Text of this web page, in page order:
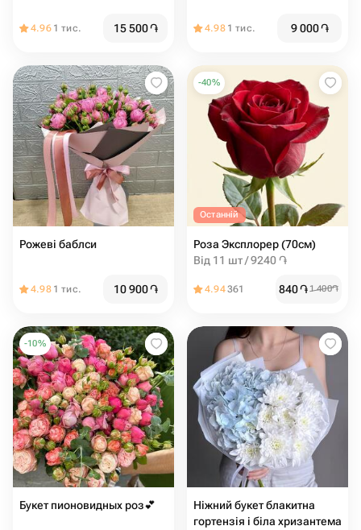
4.96 1 тис. 15 500֏ 4.98 1 тис. 9 000֏
Рожеві баблси
4.98 1 тис. 10 900֏
-40%
Останній
Роза Эксплорер (70см)
Від 11 шт / 9240 ֏
4.94361 840֏1 400֏
-10%
Букет пионовидных роз💕
Ніжний букет блакитна
гортензія і біла хризантема